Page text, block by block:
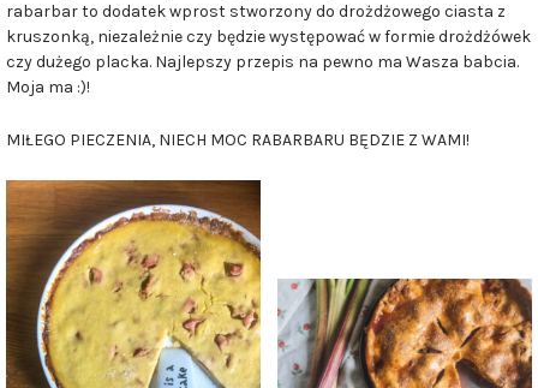
rabarbar to dodatek wprost stworzony do drożdżowego ciasta z
kruszonką, niezależnie czy będzie występować w formie drożdżówek
czy dużego placka. Najlepszy przepis na pewno ma Wasza babcia.
Moja ma :)!
MIŁEGO PIECZENIA, NIECH MOC RABARBARU BĘDZIE Z WAMI!